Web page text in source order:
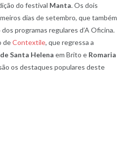
do festival Manta. Os dois
dias de setembro, que também
programas regulares d’A Oficina.
deContextile, que regressa a
Santa Helena em Brito e Romaria
os destaques populares deste